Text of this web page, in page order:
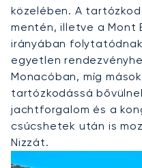
közelében. A
mentén, illetve a Mont
irányában
egyetlen
Monacóban, míg
tartózkodássá
jachtforgalom és a
csúcshetek után is
Nizzát.